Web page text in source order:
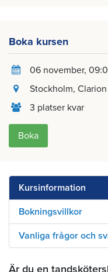
Boka kursen
06 november,
Stockholm,
3 platser kvar
Boka
Kursinformation
Bokningsvillkor
Vanliga frågor och
Är du en